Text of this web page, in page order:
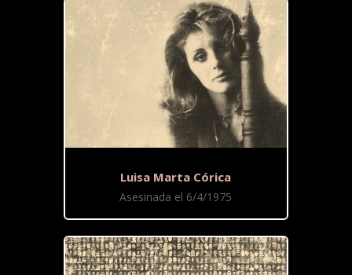
Luisa Marta Córica
Asesinada el 6/4/1975